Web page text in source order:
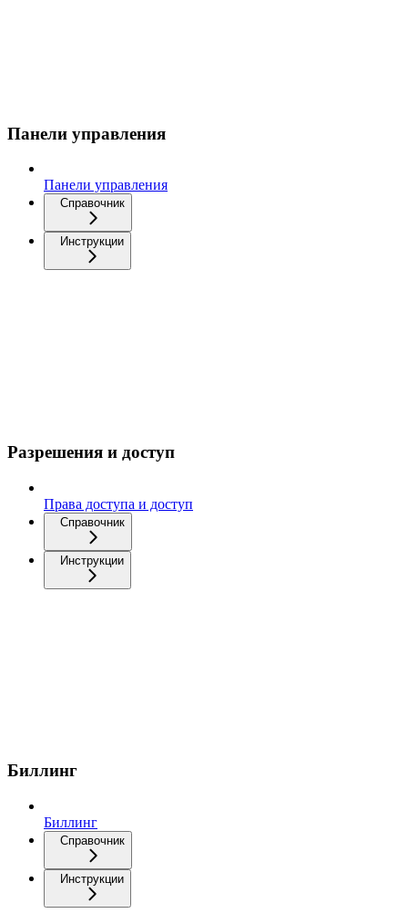
Панели управления
Панели управления
Справочник
Инструкции
Разрешения и доступ
Права доступа и доступ
Справочник
Инструкции
Биллинг
Биллинг
Справочник
Инструкции